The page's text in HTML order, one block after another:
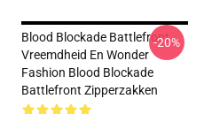
Blood Blockade Battlefront
Vreemdheid En Wonder
Fashion Blood Blockade
Battlefront Zipperzakken
-20%